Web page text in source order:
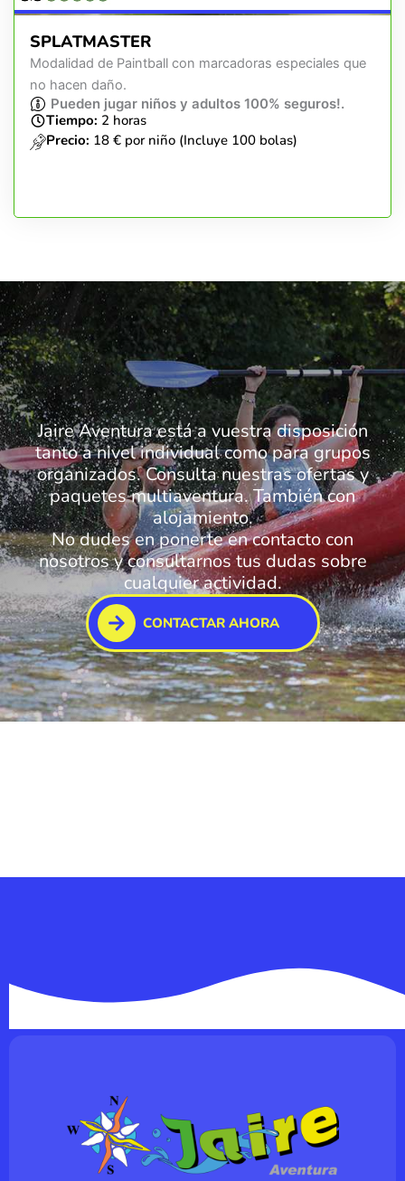
SPLATMASTER
Modalidad de Paintball con marcadoras especiales que
no hacen daño.
Pueden jugar niños y adultos 100% seguros!.
Tiempo: 2 horas
Precio: 18 € por niño (Incluye 100 bolas)
Jaire Aventura está a vuestra disposición
tanto a nivel individual como para grupos
organizados. Consulta nuestras ofertas y
paquetes multiaventura. También con
alojamiento.
No dudes en ponerte en contacto con
nosotros y consultarnos tus dudas sobre
cualquier actividad.
CONTACTAR AHORA